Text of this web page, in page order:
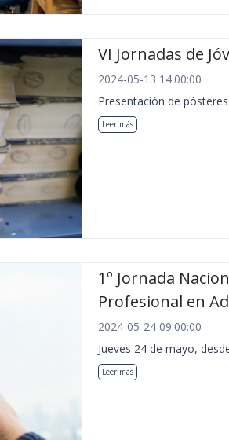
VI Jornadas de
2024-05-13 14:00:00
Presentación de
Leer más
1º Jornada
Profesional en
2024-05-24 09:00:00
Jueves 24 de mayo,
Leer más